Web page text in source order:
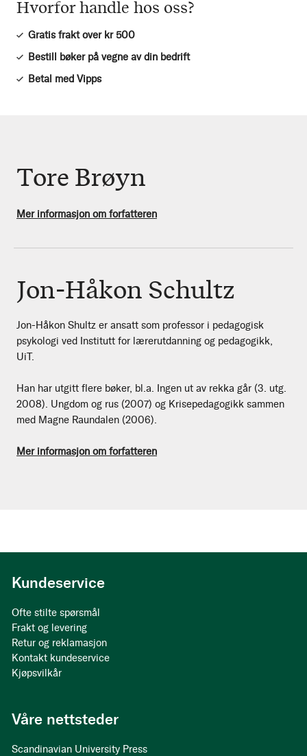
Hvorfor handle hos oss?
Gratis frakt over kr 500
Bestill bøker på vegne av din bedrift
Betal med Vipps
Tore Brøyn
Mer informasjon om forfatteren
Jon-Håkon Schultz
Jon-Håkon Shultz er ansatt som professor i pedagogisk
psykologi ved Institutt for lærerutdanning og pedagogikk,
UiT.
Han har utgitt flere bøker, bl.a. Ingen ut av rekka går (3. utg.
2008). Ungdom og rus (2007) og Krisepedagogikk sammen
med Magne Raundalen (2006).
Mer informasjon om forfatteren
Kundeservice
Ofte stilte spørsmål
Frakt og levering
Retur og reklamasjon
Kontakt kundeservice
Kjøpsvilkår
Våre nettsteder
Scandinavian University Press